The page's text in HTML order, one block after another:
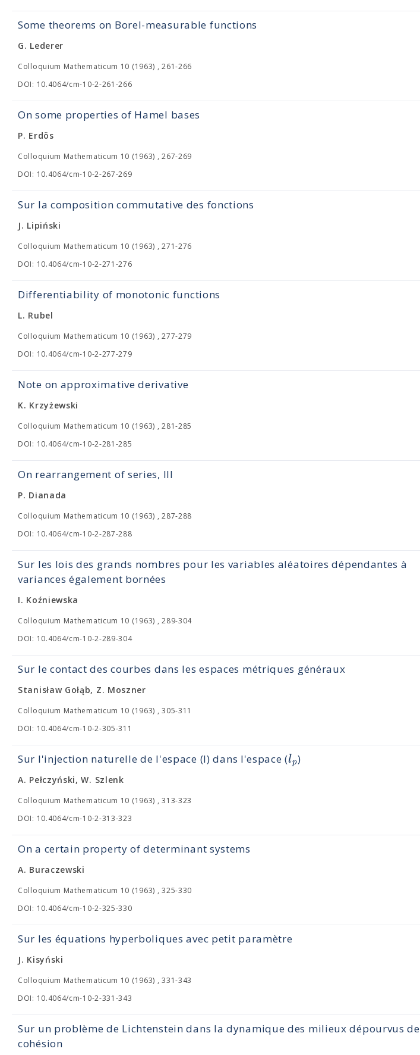
Some theorems on Borel-measurable functions
G. Lederer
Colloquium Mathematicum 10 (1963) , 261-266
DOI: 10.4064/cm-10-2-261-266
On some properties of Hamel bases
P. Erdös
Colloquium Mathematicum 10 (1963) , 267-269
DOI: 10.4064/cm-10-2-267-269
Sur la composition commutative des fonctions
J. Lipiński
Colloquium Mathematicum 10 (1963) , 271-276
DOI: 10.4064/cm-10-2-271-276
Differentiability of monotonic functions
L. Rubel
Colloquium Mathematicum 10 (1963) , 277-279
DOI: 10.4064/cm-10-2-277-279
Note on approximative derivative
K. Krzyżewski
Colloquium Mathematicum 10 (1963) , 281-285
DOI: 10.4064/cm-10-2-281-285
On rearrangement of series, III
P. Dianada
Colloquium Mathematicum 10 (1963) , 287-288
DOI: 10.4064/cm-10-2-287-288
Sur les lois des grands nombres pour les variables aléatoires dépendantes à
variances également bornées
I. Koźniewska
Colloquium Mathematicum 10 (1963) , 289-304
DOI: 10.4064/cm-10-2-289-304
Sur le contact des courbes dans les espaces métriques généraux
Stanisław Gołąb, Z. Moszner
Colloquium Mathematicum 10 (1963) , 305-311
DOI: 10.4064/cm-10-2-305-311
Sur l'injection naturelle de l'espace (l) dans l'espace (lp)
A. Pełczyński, W. Szlenk
Colloquium Mathematicum 10 (1963) , 313-323
DOI: 10.4064/cm-10-2-313-323
On a certain property of determinant systems
A. Buraczewski
Colloquium Mathematicum 10 (1963) , 325-330
DOI: 10.4064/cm-10-2-325-330
Sur les équations hyperboliques avec petit paramètre
J. Kisyński
Colloquium Mathematicum 10 (1963) , 331-343
DOI: 10.4064/cm-10-2-331-343
Sur un problème de Lichtenstein dans la dynamique des milieux dépourvus de
cohésion